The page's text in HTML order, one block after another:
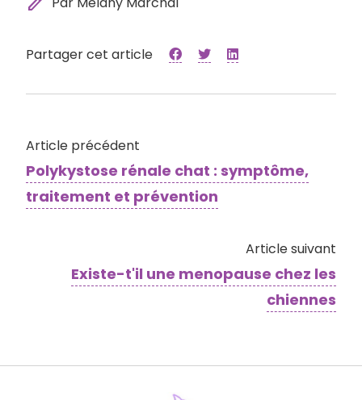
Partager cet article
Article précédent
Polykystose rénale chat : symptôme,
traitement et prévention
Article suivant
Existe-t'il une menopause chez les
chiennes